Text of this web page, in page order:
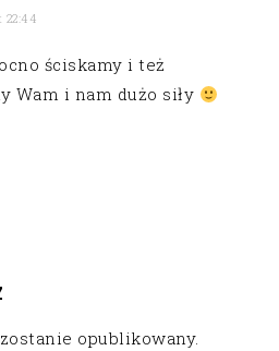
22:44
ściskamy i też
Wam i nam dużo siły
opublikowany.